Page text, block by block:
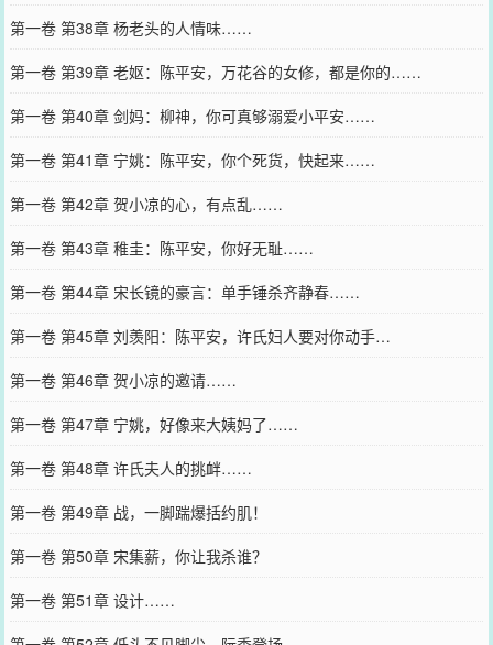
第一卷 第38章 杨老头的人情味……
第一卷 第39章 老妪：陈平安，万花谷的女修，都是你的……
第一卷 第40章 剑妈：柳神，你可真够溺爱小平安……
第一卷 第41章 宁姚：陈平安，你个死货，快起来……
第一卷 第42章 贺小凉的心，有点乱……
第一卷 第43章 稚圭：陈平安，你好无耻……
第一卷 第44章 宋长镜的豪言：单手锤杀齐静春……
第一卷 第45章 刘羡阳：陈平安，许氏妇人要对你动手…
第一卷 第46章 贺小凉的邀请……
第一卷 第47章 宁姚，好像来大姨妈了……
第一卷 第48章 许氏夫人的挑衅……
第一卷 第49章 战，一脚踹爆括约肌！
第一卷 第50章 宋集薪，你让我杀谁？
第一卷 第51章 设计……